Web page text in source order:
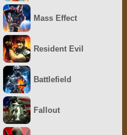
Mass Effect
Resident Evil
Battlefield
Fallout